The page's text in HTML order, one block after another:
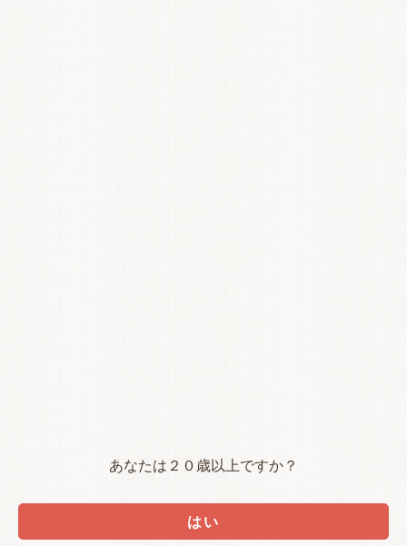
あなたは２０歳以上ですか？
はい